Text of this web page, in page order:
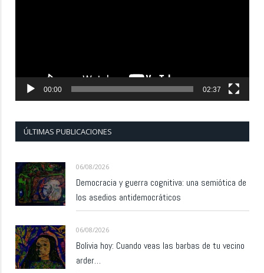
00:00 02:37
ÚLTIMAS PUBLICACIONES
06/08/2026
Democracia y guerra cognitiva: una semiótica de
los asedios antidemocráticos
06/08/2026
Bolivia hoy: Cuando veas las barbas de tu vecino
arder…